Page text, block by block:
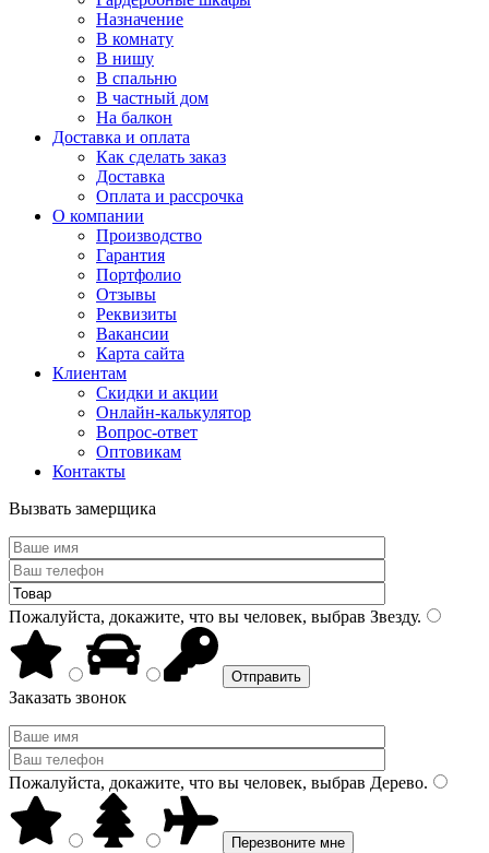
Назначение
В комнату
В нишу
В спальню
В частный дом
На балкон
Доставка и оплата
Как сделать заказ
Доставка
Оплата и рассрочка
О компании
Производство
Гарантия
Портфолио
Отзывы
Реквизиты
Вакансии
Карта сайта
Клиентам
Скидки и акции
Онлайн-калькулятор
Вопрос-ответ
Оптовикам
Контакты
Вызвать замерщика
Пожалуйста, докажите, что вы человек, выбрав Звезду.
Заказать звонок
Пожалуйста, докажите, что вы человек, выбрав Дерево.